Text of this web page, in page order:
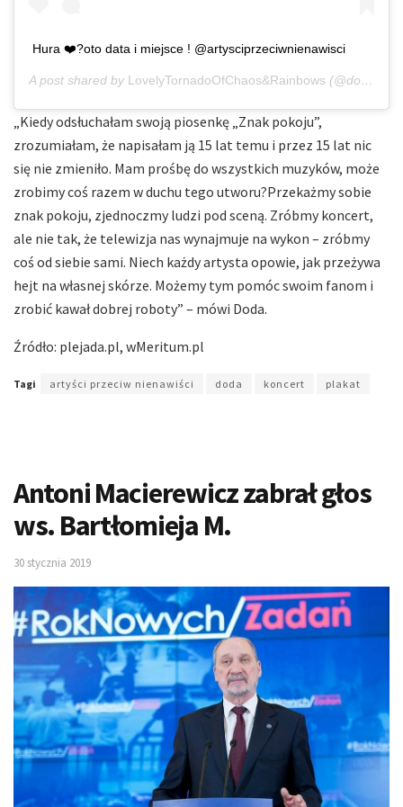
Hura ❤️?oto data i miejsce ! @artysciprzeciwnienawisci
A post shared by LovelyTornadoOfChaos&Rainbows (@dodaqueen) on
„Kiedy odsłuchałam swoją piosenkę „Znak pokoju”,
zrozumiałam, że napisałam ją 15 lat temu i przez 15 lat nic
się nie zmieniło. Mam prośbę do wszystkich muzyków, może
zrobimy coś razem w duchu tego utworu?Przekażmy sobie
znak pokoju, zjednoczmy ludzi pod sceną. Zróbmy koncert,
ale nie tak, że telewizja nas wynajmuje na wykon – zróbmy
coś od siebie sami. Niech każdy artysta opowie, jak przeżywa
hejt na własnej skórze. Możemy tym pomóc swoim fanom i
zrobić kawał dobrej roboty” – mówi Doda.
Źródło: plejada.pl, wMeritum.pl
Tagi artyści przeciw nienawiści doda koncert plakat
Antoni Macierewicz zabrał głos
ws. Bartłomieja M.
30 stycznia 2019